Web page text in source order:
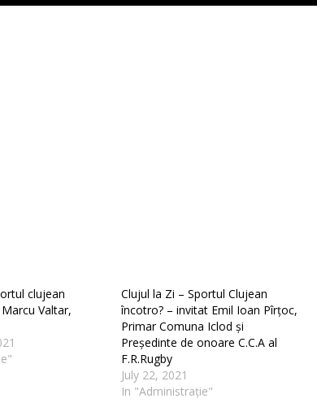
clujean
Valtar,
Clujul la Zi – Sportul Clujean
încotro? – invitat Emil Ioan Pîrțoc,
Primar Comuna Iclod și
Președinte de onoare C.C.A al
F.R.Rugby
July 22, 2021
In "Administrație"